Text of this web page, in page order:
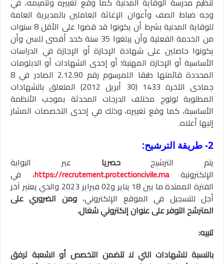
وجه ضباط الصف وأعوان الإغاثة العاملين بالمديرية العامة
للوقاية المدنية بشرط أن يكونوا قد قضوا على الأقل 8 سنوات
من الخدمة الفعلية وأن يبلغوا 35 سنة كحد أقصى للسن وأن
يكونوا حاصلين على شهادة الإجازة أو الإجازة في الدراسات
الأساسية أو الإجازة المهنية؛ أو إحدى الشهادات أو الدبلومات
المحددة قائمتها طبقا اللمرسوم رقم 2.12.90 الصادر في 8
جمادى الآخرة 1433 (30 أبريل 2012) المتعلق بالشهادات
المطلوبة لولوج مختلف الدرجات المحدثة بموجب الأنظمة
الأساسية، كما وقع تغييره، وذلك في إحدى التخصصات المشار
إليها أعلاه.
2- طريقة الترشيح:
يتم الترشيححصريا عبر البوابة
الإلكترونيةhttps://recrutement.protectioncivile.ma، في
الفترة الممتدة ما بين 18 يناير و02 فبراير 2023 والذي يعتبر آخر
أجل للتسجيل في الموقع الإلكتروني،ومن الضروري على
المترشح التوفر على عنوان إلكتروني شغال.
تنبيه:
بالنسبة للشهادات التي لا تتضمن التخصص أو الشعبة ترفق